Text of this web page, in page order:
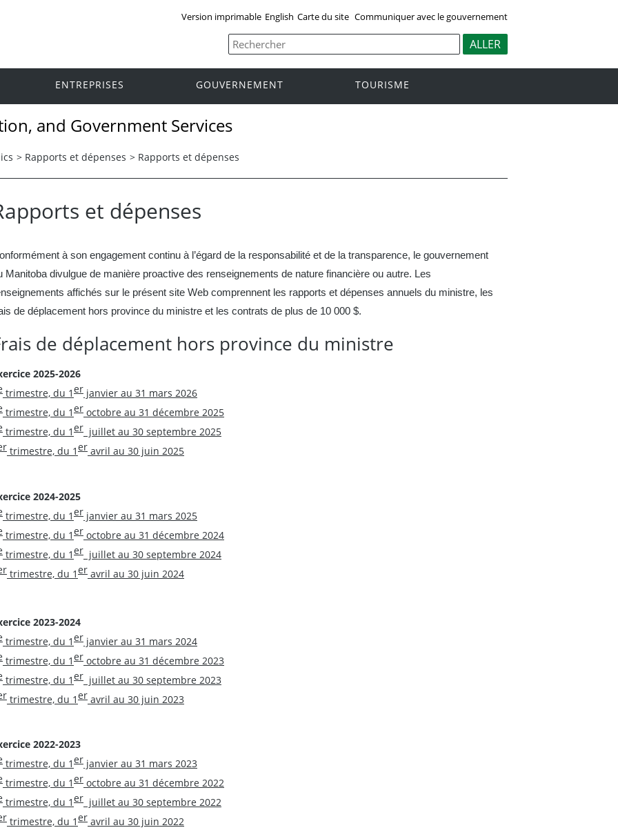
Version imprimable English Carte du site Communiquer avec le gouvernement
ENTREPRISES GOUVERNEMENT TOURISME
and Government Services
> Rapports et dépenses > Rapports et dépenses
et dépenses
à son engagement continu à l’égard de la responsabilité et de la transparence, le gouvernement
Manitoba divulgue de manière proactive des renseignements de nature financière ou autre. Les
affichés sur le présent site Web comprennent les rapports et dépenses annuels du ministre, les
de déplacement hors province du ministre et les contrats de plus de 10 000 $.
de déplacement hors province du ministre
2025-2026
trimestre, du 1er janvier au 31 mars 2026
trimestre, du 1er octobre au 31 décembre 2025
trimestre, du 1er juillet au 30 septembre 2025
trimestre, du 1er avril au 30 juin 2025
2024-2025
trimestre, du 1er janvier au 31 mars 2025
trimestre, du 1er octobre au 31 décembre 2024
trimestre, du 1er juillet au 30 septembre 2024
trimestre, du 1er avril au 30 juin 2024
2023-2024
trimestre, du 1er janvier au 31 mars 2024
trimestre, du 1er octobre au 31 décembre 2023
trimestre, du 1er juillet au 30 septembre 2023
trimestre, du 1er avril au 30 juin 2023
2022-2023
trimestre, du 1er janvier au 31 mars 2023
trimestre, du 1er octobre au 31 décembre 2022
trimestre, du 1er juillet au 30 septembre 2022
trimestre, du 1er avril au 30 juin 2022